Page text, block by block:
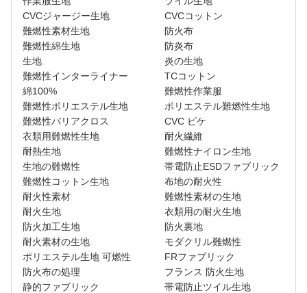
CVCジャージー生地
CVCコットン
難燃性素材生地
防火布
難燃性綿生地
防炎布
生地
炎の生地
難燃性インターライナー
TCコットン
綿100%
難燃性作業服
難燃性ポリエステル生地
ポリエステル難燃性生地
難燃性バリアクロス
CVC ピケ
衣類用難燃性生地
耐火繊維
耐熱生地
難燃性ナイロン生地
生地の難燃性
帯電防止ESDファブリック
難燃性コットン生地
布地の耐火性
耐火性素材
難燃性素材の生地
耐火生地
衣類用の耐火生地
防火加工生地
防火裏地
耐火素材の生地
モダクリル難燃性
ポリエステル生地 可燃性
FRファブリック
防火布の処理
フランス 防火生地
静的ファブリック
帯電防止ツイル生地